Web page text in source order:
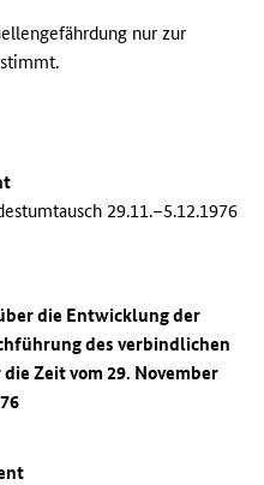
nur zur
29.11.–5.12.1976
die Entwicklung der
des verbindlichen
Zeit vom 29. November